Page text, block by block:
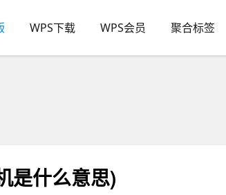
WPS下载 WPS会员 聚合标签
是什么意思)